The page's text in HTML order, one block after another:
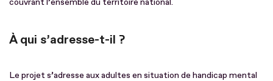
couvrant l’ensemble du territoire national.
À qui s’adresse-t-il ?
Le projet s’adresse aux adultes en situation de handicap mental